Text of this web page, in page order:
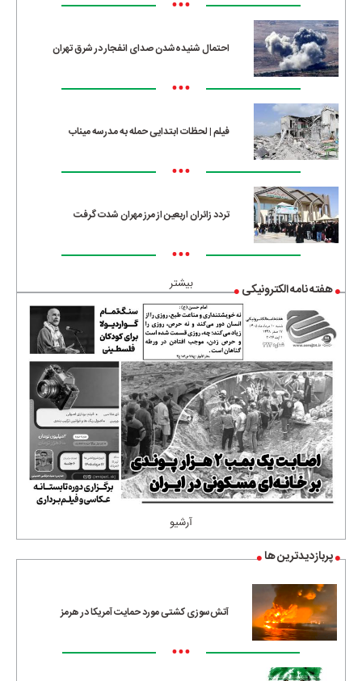
•••
احتمال شنیده‌شدن صدای انفجار در شرق تهران
•••
فیلم | لحظات ابتدایی حمله به مدرسه میناب
•••
تردد زائران اربعین از مرز مهران شدت گرفت
•••
بیشتر هفته نامه الکترونیکی
آرشیو
پربازدیدترین ها
آتش‌سوزی کشتی مورد حمایت آمریکا در هرمز
•••